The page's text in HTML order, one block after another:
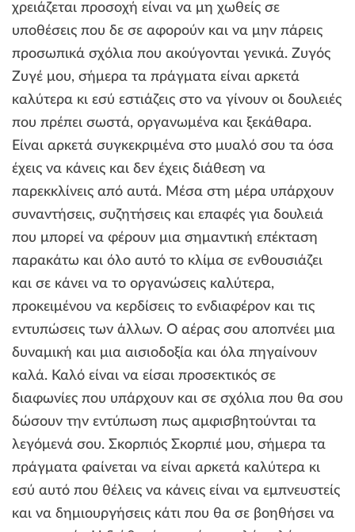
χρειάζεται προσοχή είναι να μη χωθείς σε
υποθέσεις που δε σε αφορούν και να μην πάρεις
προσωπικά σχόλια που ακούγονται γενικά. Ζυγός
Ζυγέ μου, σήμερα τα πράγματα είναι αρκετά
καλύτερα κι εσύ εστιάζεις στο να γίνουν οι δουλειές
που πρέπει σωστά, οργανωμένα και ξεκάθαρα.
Είναι αρκετά συγκεκριμένα στο μυαλό σου τα όσα
έχεις να κάνεις και δεν έχεις διάθεση να
παρεκκλίνεις από αυτά. Μέσα στη μέρα υπάρχουν
συναντήσεις, συζητήσεις και επαφές για δουλειά
που μπορεί να φέρουν μια σημαντική επέκταση
παρακάτω και όλο αυτό το κλίμα σε ενθουσιάζει
και σε κάνει να το οργανώσεις καλύτερα,
προκειμένου να κερδίσεις το ενδιαφέρον και τις
εντυπώσεις των άλλων. Ο αέρας σου αποπνέει μια
δυναμική και μια αισιοδοξία και όλα πηγαίνουν
καλά. Καλό είναι να είσαι προσεκτικός σε
διαφωνίες που υπάρχουν και σε σχόλια που θα σου
δώσουν την εντύπωση πως αμφισβητούνται τα
λεγόμενά σου. Σκορπιός Σκορπιέ μου, σήμερα τα
πράγματα φαίνεται να είναι αρκετά καλύτερα κι
εσύ αυτό που θέλεις να κάνεις είναι να εμπνευστείς
και να δημιουργήσεις κάτι που θα σε βοηθήσει να